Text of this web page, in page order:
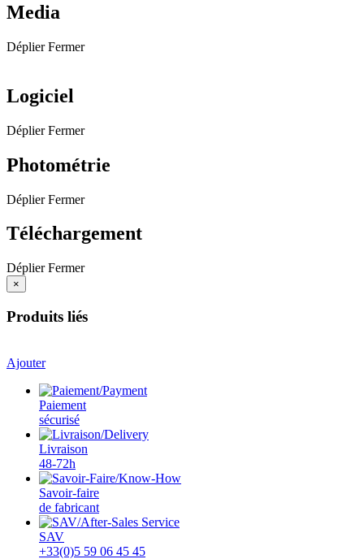
Media
Déplier Fermer
Logiciel
Déplier Fermer
Photométrie
Déplier Fermer
Téléchargement
Déplier Fermer
×
Produits liés
Ajouter
Paiement
sécurisé
Livraison
48-72h
Savoir-faire
de fabricant
SAV
+33(0)5 59 06 45 45